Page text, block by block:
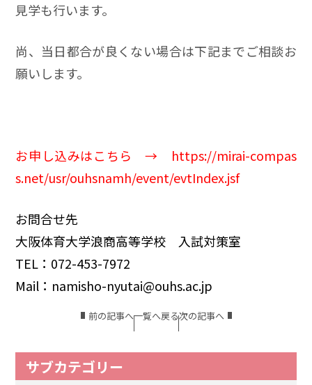
見学も行います。
尚、当日都合が良くない場合は下記までご相談お
願いします。
お申し込みはこちら → https://mirai-compas
s.net/usr/ouhsnamh/event/evtIndex.jsf
お問合せ先
大阪体育大学浪商高等学校 入試対策室
TEL：072-453-7972
Mail：namisho-nyutai@ouhs.ac.jp
前の記事へ一覧へ戻る次の記事へ
サブカテゴリー